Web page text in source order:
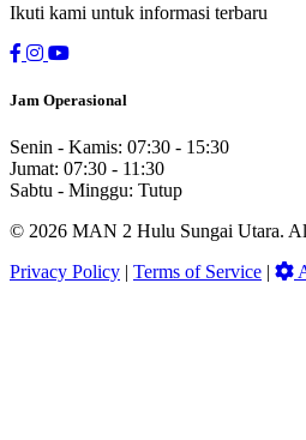
Ikuti kami untuk informasi terbaru
Jam Operasional
Senin - Kamis: 07:30 - 15:30
Jumat: 07:30 - 11:30
Sabtu - Minggu: Tutup
© 2026 MAN 2 Hulu Sungai Utara.
Privacy Policy | Terms of Service |